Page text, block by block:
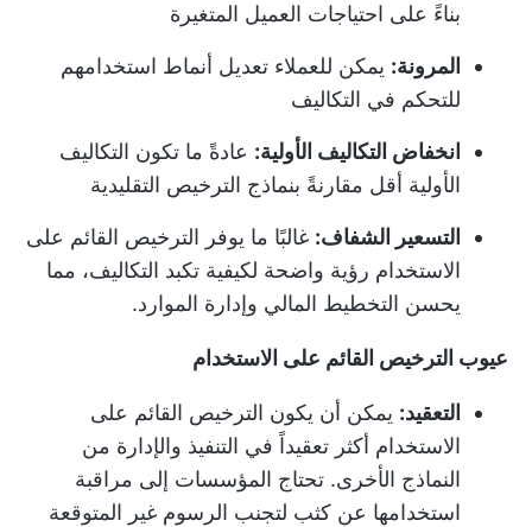
بناءً على احتياجات العميل المتغيرة
المرونة: يمكن للعملاء تعديل أنماط استخدامهم
للتحكم في التكاليف
انخفاض التكاليف الأولية: عادةً ما تكون التكاليف
الأولية أقل مقارنةً بنماذج الترخيص التقليدية
التسعير الشفاف: غالبًا ما يوفر الترخيص القائم على
الاستخدام رؤية واضحة لكيفية تكبد التكاليف، مما
يحسن التخطيط المالي وإدارة الموارد.
عيوب الترخيص القائم على الاستخدام
التعقيد: يمكن أن يكون الترخيص القائم على
الاستخدام أكثر تعقيداً في التنفيذ والإدارة من
النماذج الأخرى. تحتاج المؤسسات إلى مراقبة
استخدامها عن كثب لتجنب الرسوم غير المتوقعة